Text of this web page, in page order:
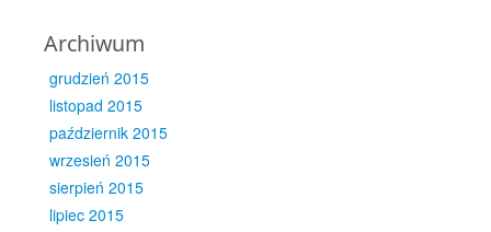
Archiwum
grudzień 2015
listopad 2015
październik 2015
wrzesień 2015
sierpień 2015
lipiec 2015